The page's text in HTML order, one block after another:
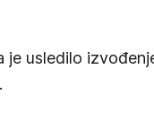
usledilo